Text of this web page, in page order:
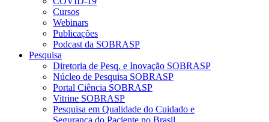
Cursos
Webinars
Publicações
Podcast da SOBRASP
Pesquisa
Diretoria de Pesq. e Inovação SOBRASP
Núcleo de Pesquisa SOBRASP
Portal Ciência SOBRASP
Vitrine SOBRASP
Pesquisa em Qualidade do Cuidado e
Segurança do Paciente no Brasil